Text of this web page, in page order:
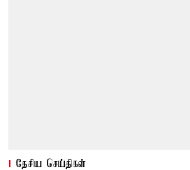
தேசிய செய்திகள்